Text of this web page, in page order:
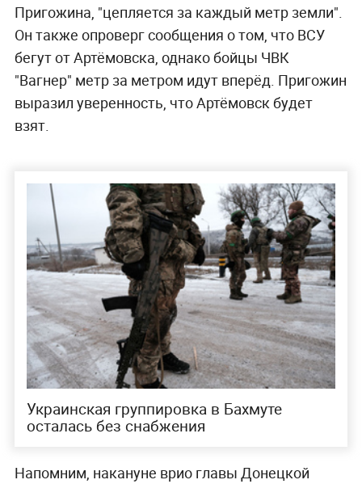
Пригожина, "цепляется за каждый метр земли".
Он также опроверг сообщения о том, что ВСУ
бегут от Артёмовска, однако бойцы ЧВК
"Вагнер" метр за метром идут вперёд. Пригожин
выразил уверенность, что Артёмовск будет
взят.
Украинская группировка в Бахмуте
осталась без снабжения
Напомним, накануне врио главы Донецкой